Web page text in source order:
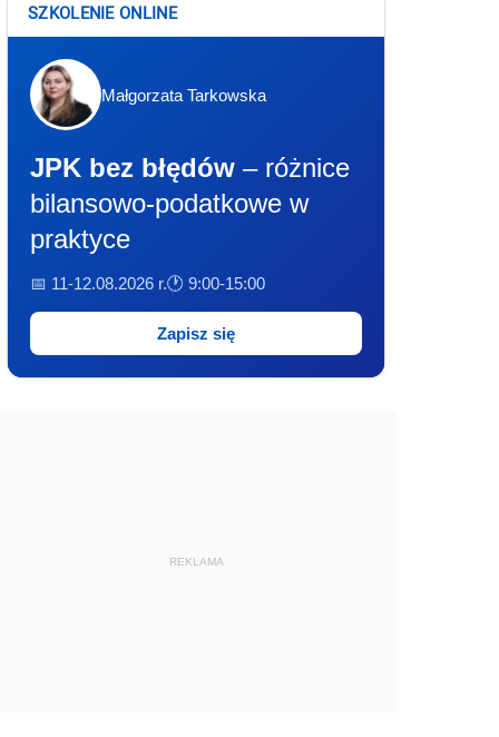
SZKOLENIE ONLINE
Małgorzata Tarkowska
JPK bez błędów – różnice
bilansowo-podatkowe w
praktyce
📅 11-12.08.2026 r.🕐 9:00-15:00
Zapisz się
REKLAMA